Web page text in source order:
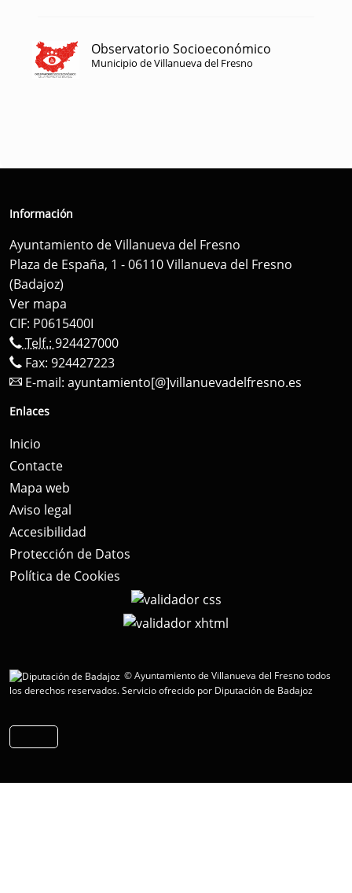
Observatorio Socioeconómico
Municipio de Villanueva del Fresno
Información
Ayuntamiento de Villanueva del Fresno
Plaza de España, 1 - 06110 Villanueva del Fresno
(Badajoz)
Ver mapa
CIF: P0615400I
Telf.: 924427000
Fax: 924427223
E-mail: ayuntamiento[@]villanuevadelfresno.es
Enlaces
Inicio
Contacte
Mapa web
Aviso legal
Accesibilidad
Protección de Datos
Política de Cookies
© Ayuntamiento de Villanueva del Fresno todos
los derechos reservados.Servicio ofrecido por Diputación de Badajoz